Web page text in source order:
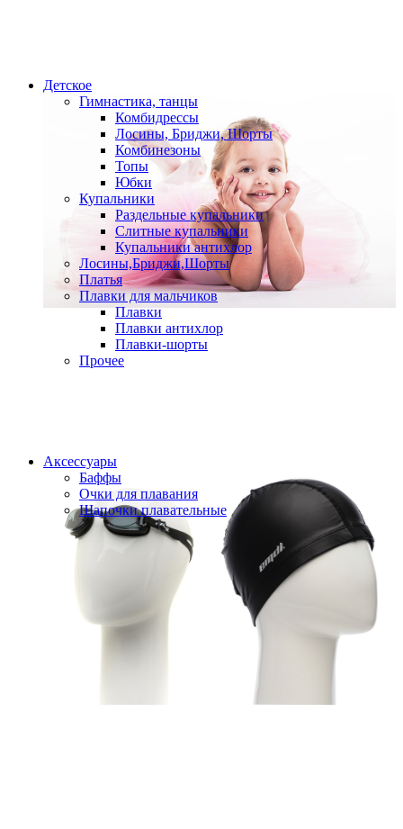
Детское
Гимнастика, танцы
Комбидрессы
Лосины, Бриджи, Шорты
Комбинезоны
Топы
Юбки
Купальники
Раздельные купальники
Слитные купальники
Купальники антихлор
Лосины,Бриджи,Шорты
Платья
Плавки для мальчиков
Плавки
Плавки антихлор
Плавки-шорты
Прочее
Аксессуары
Баффы
Очки для плавания
Шапочки плавательные